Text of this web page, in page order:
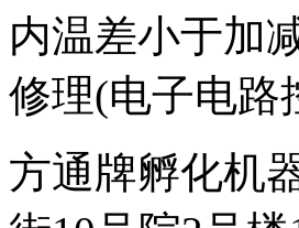
内温差小于加
修理(电子电路
方通牌孵化机